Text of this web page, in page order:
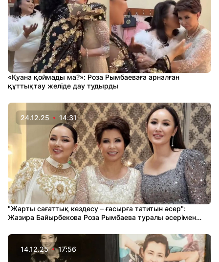
«Қуана қоймады ма?»: Роза Рымбаеваға арналған
құттықтау желіде дау тудырды
24.12.25 14:31
"Жарты сағаттық кездесу – ғасырға татитын әсер":
Жазира Байырбекова Роза Рымбаева туралы әсерімен
14.12.25 17:56